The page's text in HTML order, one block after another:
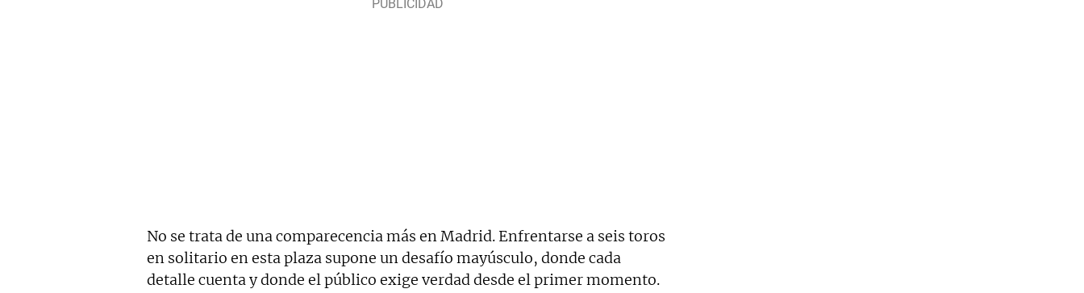
No se trata de una comparecencia más en Madrid. Enfrentarse a seis toros
en solitario en esta plaza supone un desafío mayúsculo, donde cada
detalle cuenta y donde el público exige verdad desde el primer momento.